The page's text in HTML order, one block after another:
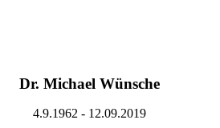
Dr. Michael Wünsche
4.9.1962 - 12.09.2019